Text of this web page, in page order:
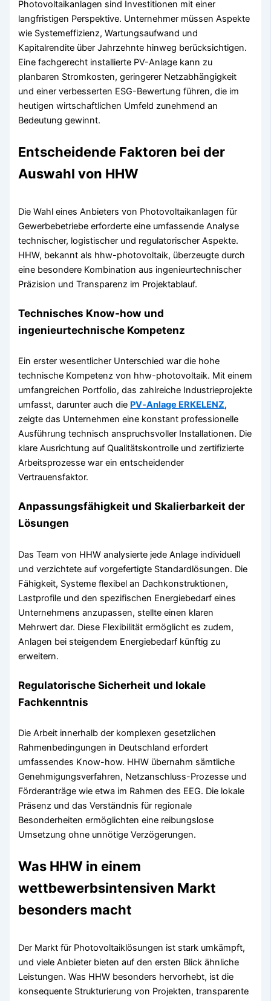
Photovoltaikanlagen sind Investitionen mit einer
langfristigen Perspektive. Unternehmer müssen Aspekte
wie Systemeffizienz, Wartungsaufwand und
Kapitalrendite über Jahrzehnte hinweg berücksichtigen.
Eine fachgerecht installierte PV-Anlage kann zu
planbaren Stromkosten, geringerer Netzabhängigkeit
und einer verbesserten ESG-Bewertung führen, die im
heutigen wirtschaftlichen Umfeld zunehmend an
Bedeutung gewinnt.
Entscheidende Faktoren bei der
Auswahl von HHW
Die Wahl eines Anbieters von Photovoltaikanlagen für
Gewerbebetriebe erforderte eine umfassende Analyse
technischer, logistischer und regulatorischer Aspekte.
HHW, bekannt als hhw-photovoltaik, überzeugte durch
eine besondere Kombination aus ingenieurtechnischer
Präzision und Transparenz im Projektablauf.
Technisches Know-how und
ingenieurtechnische Kompetenz
Ein erster wesentlicher Unterschied war die hohe
technische Kompetenz von hhw-photovoltaik. Mit einem
umfangreichen Portfolio, das zahlreiche Industrieprojekte
umfasst, darunter auch die PV‑Anlage ERKELENZ,
zeigte das Unternehmen eine konstant professionelle
Ausführung technisch anspruchsvoller Installationen. Die
klare Ausrichtung auf Qualitätskontrolle und zertifizierte
Arbeitsprozesse war ein entscheidender
Vertrauensfaktor.
Anpassungsfähigkeit und Skalierbarkeit der
Lösungen
Das Team von HHW analysierte jede Anlage individuell
und verzichtete auf vorgefertigte Standardlösungen. Die
Fähigkeit, Systeme flexibel an Dachkonstruktionen,
Lastprofile und den spezifischen Energiebedarf eines
Unternehmens anzupassen, stellte einen klaren
Mehrwert dar. Diese Flexibilität ermöglicht es zudem,
Anlagen bei steigendem Energiebedarf künftig zu
erweitern.
Regulatorische Sicherheit und lokale
Fachkenntnis
Die Arbeit innerhalb der komplexen gesetzlichen
Rahmenbedingungen in Deutschland erfordert
umfassendes Know-how. HHW übernahm sämtliche
Genehmigungsverfahren, Netzanschluss-Prozesse und
Förderanträge wie etwa im Rahmen des EEG. Die lokale
Präsenz und das Verständnis für regionale
Besonderheiten ermöglichten eine reibungslose
Umsetzung ohne unnötige Verzögerungen.
Was HHW in einem
wettbewerbsintensiven Markt
besonders macht
Der Markt für Photovoltaiklösungen ist stark umkämpft,
und viele Anbieter bieten auf den ersten Blick ähnliche
Leistungen. Was HHW besonders hervorhebt, ist die
konsequente Strukturierung von Projekten, transparente